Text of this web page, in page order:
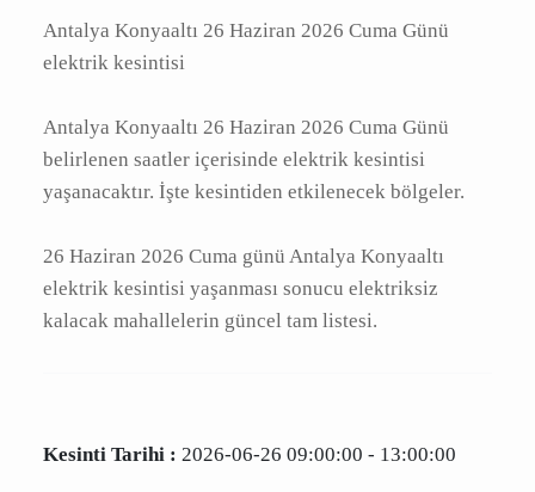
Antalya Konyaaltı 26 Haziran 2026 Cuma Günü
Antalya Konyaaltı 26 Haziran 2026 Cuma Günü
belirlenen saatler içerisinde elektrik kesintisi
bölgeler.
26 Haziran 2026 Cuma günü Antalya Konyaaltı